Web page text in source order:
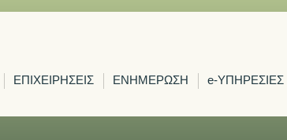
ΕΠΙΧΕΙΡΗΣΕΙΣ ΕΝΗΜΕΡΩΣΗ e-ΥΠΗΡΕΣΙΕΣ